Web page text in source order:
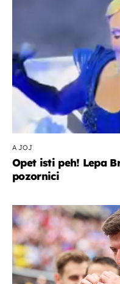
A JOJ
Opet isti peh! Lepa
pozornici